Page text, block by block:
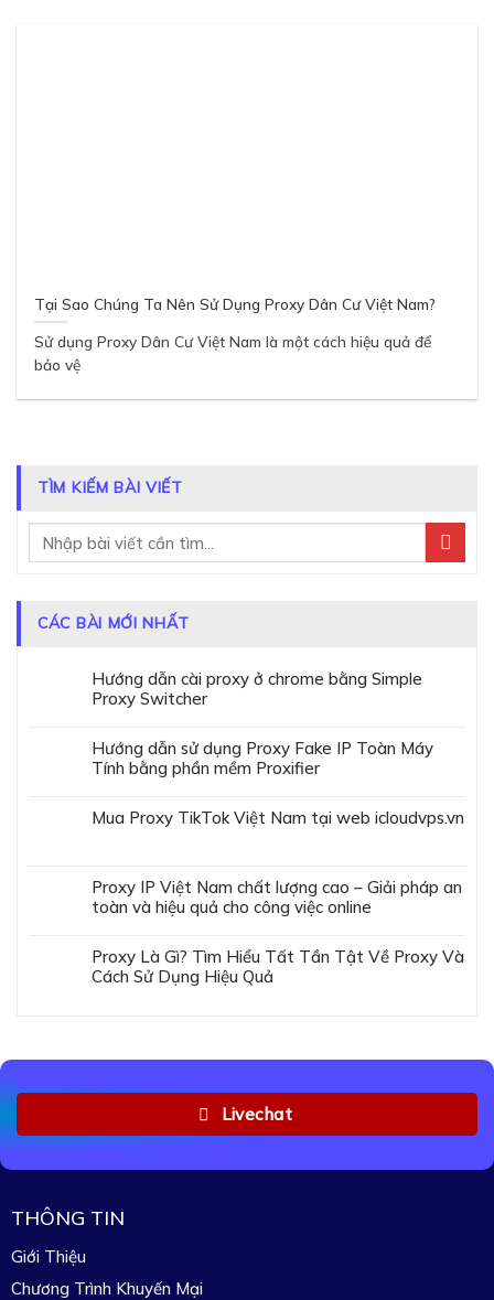
Tại Sao Chúng Ta Nên Sử Dụng Proxy Dân Cư Việt Nam?
Sử dụng Proxy Dân Cư Việt Nam là một cách hiệu quả để
bảo vệ
TÌM KIẾM BÀI VIẾT
CÁC BÀI MỚI NHẤT
Hướng dẫn cài proxy ở chrome bằng Simple
Proxy Switcher
Hướng dẫn sử dụng Proxy Fake IP Toàn Máy
Tính bằng phần mềm Proxifier
Mua Proxy TikTok Việt Nam tại web icloudvps.vn
Proxy IP Việt Nam chất lượng cao – Giải pháp an
toàn và hiệu quả cho công việc online
Proxy Là Gì? Tìm Hiểu Tất Tần Tật Về Proxy Và
Cách Sử Dụng Hiệu Quả
Livechat
THÔNG TIN
Giới Thiệu
Chương Trình Khuyến Mại